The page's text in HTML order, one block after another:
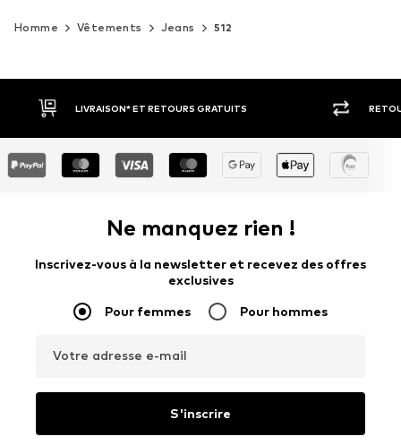
Homme Vêtements Jeans 512
RETOUR SOUS 30 JOURS LARGE
Ne manquez rien !
Inscrivez-vous à la newsletter et recevez des offres
exclusives
Pour femmes Pour hommes
Votre adresse e-mail
S'inscrire